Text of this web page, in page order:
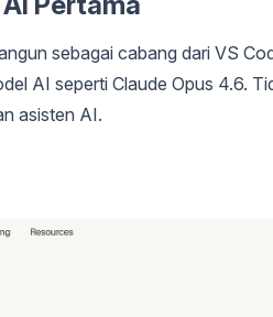
sebagai cabang dari VS
AI seperti Claude Opus 4.6.
asisten AI.